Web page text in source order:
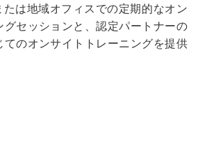
たは地域オフィスでの定期的なオン
セッションと、認定パートナーの
のオンサイトトレーニングを提供